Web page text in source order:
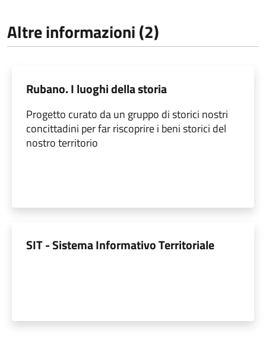
Altre informazioni (2)
Rubano. I luoghi della storia
Progetto curato da un gruppo di storici nostri
concittadini per far riscoprire i beni storici del
nostro territorio
SIT - Sistema Informativo Territoriale